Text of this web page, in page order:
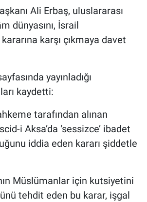
Ali Erbaş, uluslararası
dünyasını, İsrail
karşı çıkmaya davet
yayınladığı
kaydetti:
tarafından alınan
i Aksa’da ‘sessizce’ ibadet
iddia eden kararı şiddetle
Müslümanlar için kutsiyetini
tehdit eden bu karar, işgal